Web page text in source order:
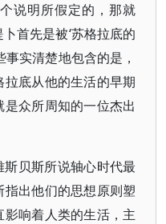
说明所假定的，那就
首先是被‘苏格拉底的
实清楚地包含的是，
底从他的生活的早期
众所周知的一位杰出
贝斯所说轴心时代最
出他们的思想原则塑
响着人类的生活，主